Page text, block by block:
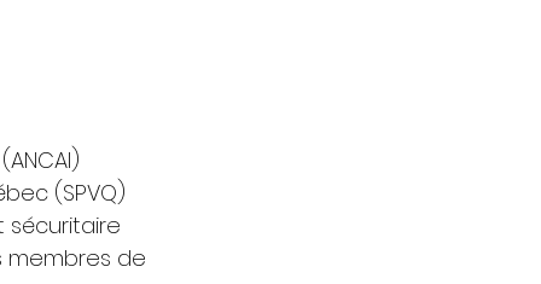
(SPVQ)
sécuritaire
membres de